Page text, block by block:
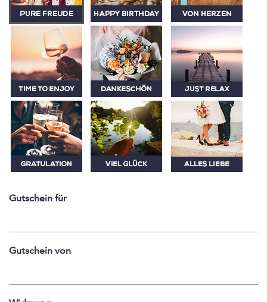
Gutschein für
Gutschein von